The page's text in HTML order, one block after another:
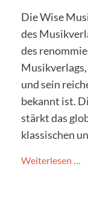
Die Wise
des
des
und sein
bekannt ist.
stärkt das
klassischen
Weiterlesen …